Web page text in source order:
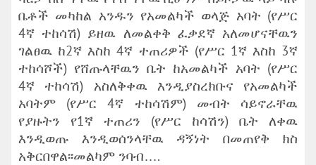
ቤቶች መካከል አንዱን የአመልካች ወላጅ አባት (የሥር
4ኛ ተከሳሽ) ይዘዉ ለመልቀቅ ፈቃደኛ አለመሆናቸዉን
ገልፀዉ ከ2ኛ እስከ 4ኛ ተጠሪዎች (የሥር 1ኛ እስከ 3ኛ
ተከሳሾች) የሸጡላቸዉን ቤት ከአመልካች አባት (የሥር
4ኛ ተከሳሽ) አስለቅቀዉ እንዲያስረክቡና የአመልካች
አባትም (የሥር 4ኛ ተከሳሽም) መብት ሳይኖራቸዉ
የያዙትን የ1ኛ ተጠሪን (የሥር ከሳሽን) ቤት ለቀዉ
እንዲወጡ እንዲወሰንላቸዉ ዳኝነት በመጠየቅ ክስ
አቅርበዋል፡፡መልካም ንባብ….